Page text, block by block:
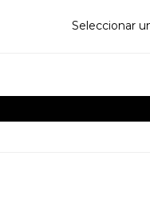
Seleccionar